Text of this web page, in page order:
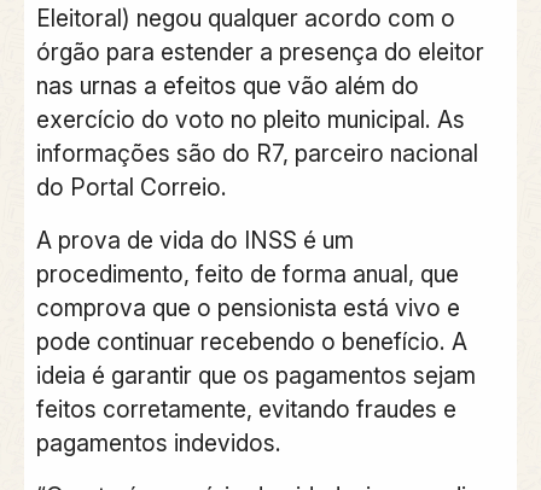
Eleitoral) negou qualquer acordo com o
órgão para estender a presença do eleitor
nas urnas a efeitos que vão além do
exercício do voto no pleito municipal. As
informações são do R7, parceiro nacional
do Portal Correio.
A prova de vida do INSS é um
procedimento, feito de forma anual, que
comprova que o pensionista está vivo e
pode continuar recebendo o benefício. A
ideia é garantir que os pagamentos sejam
feitos corretamente, evitando fraudes e
pagamentos indevidos.